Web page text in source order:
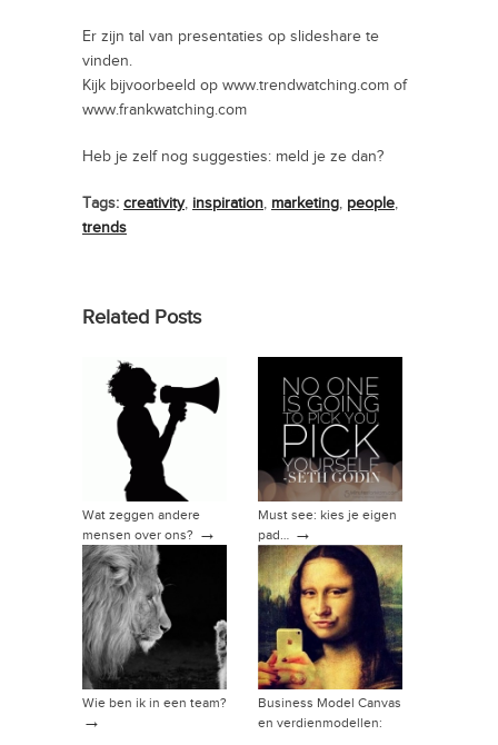
Er zijn tal van presentaties op slideshare te
vinden.
Kijk bijvoorbeeld op www.trendwatching.com of
www.frankwatching.com
Heb je zelf nog suggesties: meld je ze dan?
Tags: creativity, inspiration, marketing, people,
trends
Related Posts
Wat zeggen andere
mensen over ons? →
Must see: kies je eigen
pad… →
Wie ben ik in een team?
→
Business Model Canvas
en verdienmodellen: